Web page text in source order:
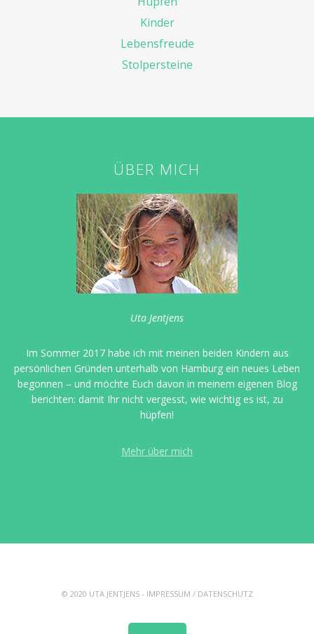
Kinder
Lebensfreude
Stolpersteine
ÜBER MICH
Uta Jentjens
Im Sommer 2017 habe ich mit meinen beiden Kindern aus
persönlichen Gründen unterhalb von Hamburg ein neues Leben
begonnen – und möchte Euch davon in meinem eigenen Blog
berichten: damit Ihr nicht vergesst, wie wichtig es ist, zu
hüpfen!
Mehr über mich
© 2020 UTA JENTJENS - IMPRESSUM / DATENSCHUTZ